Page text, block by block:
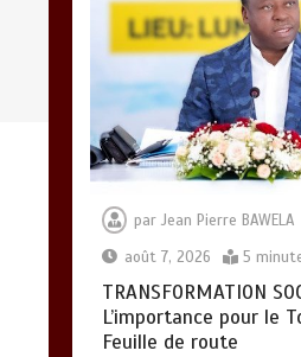
par Jean Pierre BAWELA
août 7, 2026
5
TRANSFORMATION
L’importance pour le
Feuille de route